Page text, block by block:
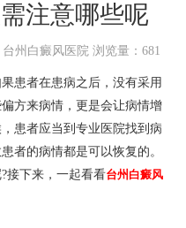
注意哪些呢
州白癜风医院 浏览量：681
者在患病之后，没有采用
方来病情，更是会让病情增
患者应当到专业医院找到病
者的病情都是可以恢复的。
接下来，一起看看台州白癜风